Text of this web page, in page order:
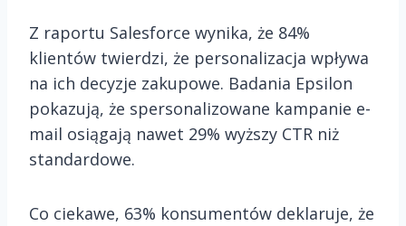
Z raportu Salesforce wynika, że 84%
klientów twierdzi, że personalizacja wpływa
na ich decyzje zakupowe. Badania Epsilon
pokazują, że spersonalizowane kampanie e-
mail osiągają nawet 29% wyższy CTR niż
standardowe.
Co ciekawe, 63% konsumentów deklaruje, że